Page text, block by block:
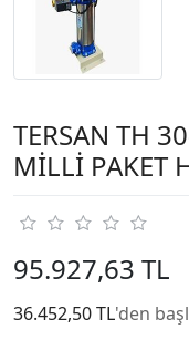
TERSAN TH
MİLLİ PAKET
95.927,63 TL
36.452,50 TL'den